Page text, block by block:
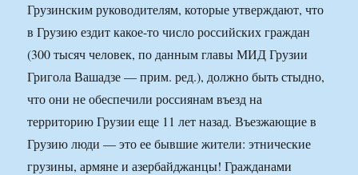
Грузинским руководителям, которые утверждают, что
в Грузию ездит какое-то число российских граждан
(300 тысяч человек, по данным главы МИД Грузии
Григола Вашадзе — прим. ред.), должно быть стыдно,
что они не обеспечили россиянам въезд на
территорию Грузии еще 11 лет назад. Въезжающие в
Грузию люди — это ее бывшие жители: этнические
грузины, армяне и азербайджанцы! Гражданами